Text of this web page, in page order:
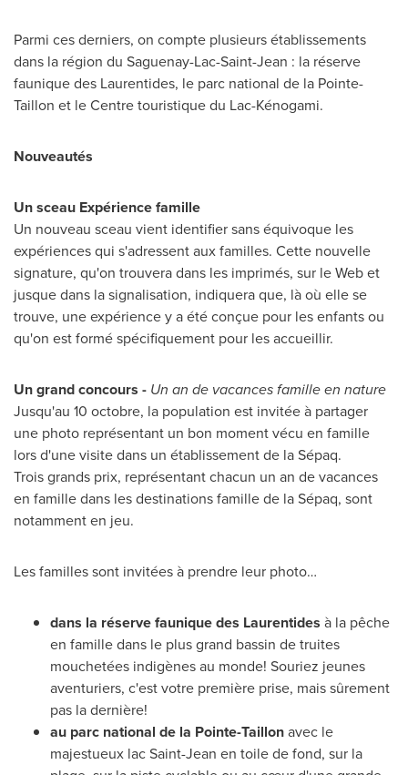
Parmi ces derniers, on compte plusieurs établissements
dans la région du Saguenay-Lac-Saint-Jean : la réserve
faunique des Laurentides, le parc national de la Pointe-
Taillon et le Centre touristique du Lac-Kénogami.
Nouveautés
Un sceau Expérience famille
Un nouveau sceau vient identifier sans équivoque les
expériences qui s'adressent aux familles. Cette nouvelle
signature, qu'on trouvera dans les imprimés, sur le Web et
jusque dans la signalisation, indiquera que, là où elle se
trouve, une expérience y a été conçue pour les enfants ou
qu'on est formé spécifiquement pour les accueillir.
Un grand concours - Un an de vacances famille en nature
Jusqu'au 10 octobre, la population est invitée à partager
une photo représentant un bon moment vécu en famille
lors d'une visite dans un établissement de la Sépaq.
Trois grands prix, représentant chacun un an de vacances
en famille dans les destinations famille de la Sépaq, sont
notamment en jeu.
Les familles sont invitées à prendre leur photo…
dans la réserve faunique des Laurentides à la pêche
en famille dans le plus grand bassin de truites
mouchetées indigènes au monde! Souriez jeunes
aventuriers, c'est votre première prise, mais sûrement
pas la dernière!
au parc national de la Pointe-Taillonavec le
majestueux lac Saint-Jean en toile de fond, sur la